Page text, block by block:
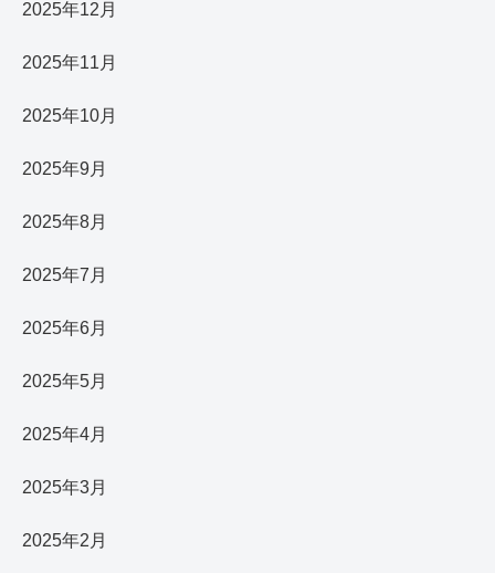
2025年12月
2025年11月
2025年10月
2025年9月
2025年8月
2025年7月
2025年6月
2025年5月
2025年4月
2025年3月
2025年2月